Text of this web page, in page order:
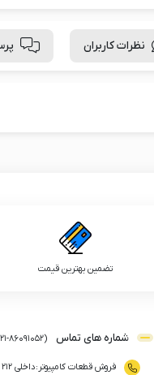
نظرات کاربران
تضمین بهترین قیمت
شماره های تماس (
-86091052
فروش قطعات کامپیوتر :داخلی ۲۱۲